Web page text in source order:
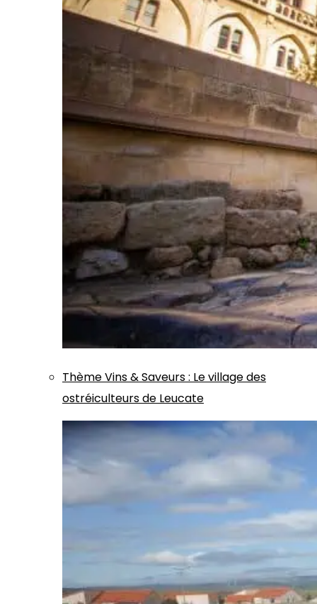
ThèmeVins & Saveurs: Le village des
ostréiculteurs de Leucate